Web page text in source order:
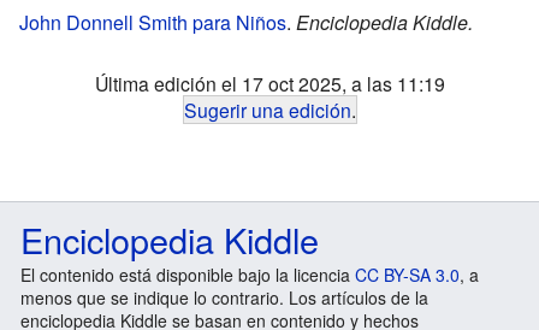
John Donnell Smith para Niños. Enciclopedia Kiddle.
Última edición el 17 oct 2025, a las 11:19
Sugerir una edición.
Enciclopedia Kiddle
El contenido está disponible bajo la licencia CC BY-SA 3.0, a
menos que se indique lo contrario. Los artículos de la
enciclopedia Kiddle se basan en contenido y hechos